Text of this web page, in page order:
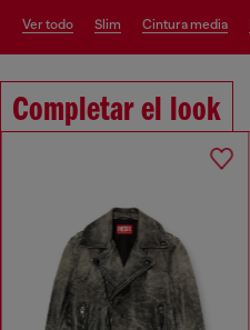
ver todo slim cintura media
Completar el look